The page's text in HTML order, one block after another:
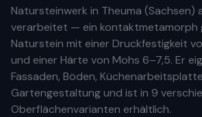
Natursteinwerk in Theuma (Sachsen)
verarbeitet — ein kontaktmetamorph
Naturstein mit einer Druckfestigkeit
und einer Härte von Mohs 6–7,5. Er
Fassaden, Böden,
Gartengestaltung und ist in 9
Oberflächenvarianten erhältlich.